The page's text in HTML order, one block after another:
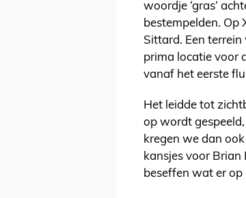
woordje ‘gras’
bestempelden. Op
Sittard. Een
prima locatie voor
vanaf het eerste
Het leidde tot
op wordt
kregen we dan
kansjes voor Brian
beseffen wat er op